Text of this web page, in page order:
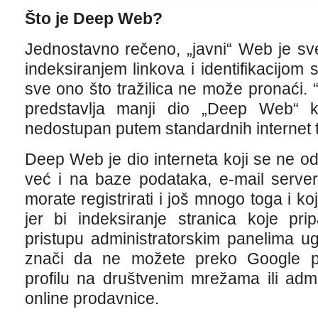
Što je Deep Web?
Jednostavno rečeno, „javni“ Web je
indeksiranjem linkova i identifikacijom
sve ono što tražilica ne može pronaći.
predstavlja manji dio „Deep
nedostupan putem standardnih internet
Deep Web je dio interneta koji se ne
već i na baze podataka, e-mail
morate registrirati i još mnogo toga i
jer bi indeksiranje stranica koje
pristupu administratorskim panelima
znači da ne možete preko Google
profilu na društvenim mrežama ili
online prodavnice.